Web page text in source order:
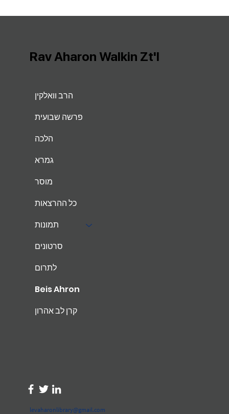
הרב וואלקין
פרשה שבועית
הלכה
גמרא
מוסר
כל ההרצאות
תמונות
סרטונים
לתרום
Beis Ahron
קרן לב אהרון
levaharonlibrary@gmail.com
Rav Aharon Walkin Zt'l